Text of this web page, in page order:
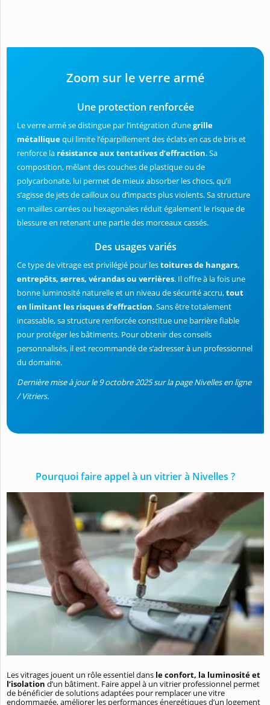
Zoom sur le verre armé
Une protection renforcée
Le verre armé se distingue par l’intégration d’unegrille
métalliquequi limite l’éparpillement des éclats en cas de bris et
renforce la résistance aux tentatives d’effraction. Sa
composition, mêlant des couches de plastique ou de
polycarbonate, lui permet de mieux absorber les chocs, qu’il
s’agisse de jets de cailloux ou d’impacts plus violents. Sa structure
en mailles carrées ou hexagonales réduit également le risque de
blessure en retenant une partie des morceaux cassés.
Des usages variés
Ce type de vitrage est privilégié pour lestoitures de hangars,
entrepôts, serres, vérandas ou verrières. Il offre à la fois une
bonne luminosité naturelle et un niveau de sécurité accru,tout
en limitant les risques d’effraction. Sans être totalement
incassable, sa structure renforcée constitue une barrière fiable
pour protéger les bâtiments. Pour obtenir des conseils
personnalisés, il est recommandé de s’adresser à un professionnel
du domaine.
Dernière mise à jour le 9 octobre 2025 sur la page Nivelles en ligne
/ Vitriers.
Pourquoi faire appel à un vitrier à Nivelles ?
Les vitrages jouent un rôle essentiel dans le confort, la luminosité et
l’isolation d’un bâtiment. Faire appel à un vitrier professionnel permet
de bénéficier de solutions adaptées pour remplacer une vitre
endommagée, améliorer les performances énergétiques d’un logement